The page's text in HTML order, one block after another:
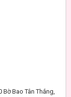
Bờ Bao Tân Thắng,